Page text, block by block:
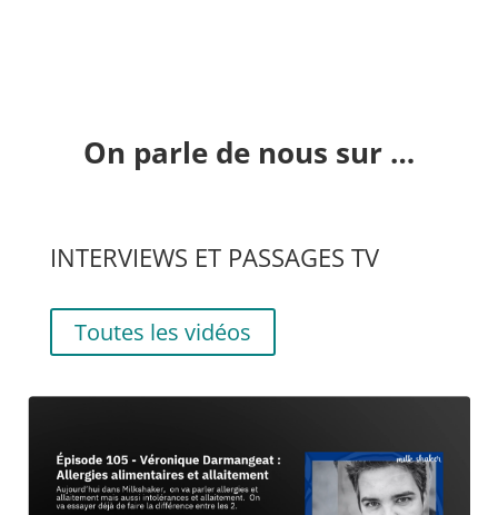
On parle de nous sur …
INTERVIEWS ET PASSAGES TV
Toutes les vidéos